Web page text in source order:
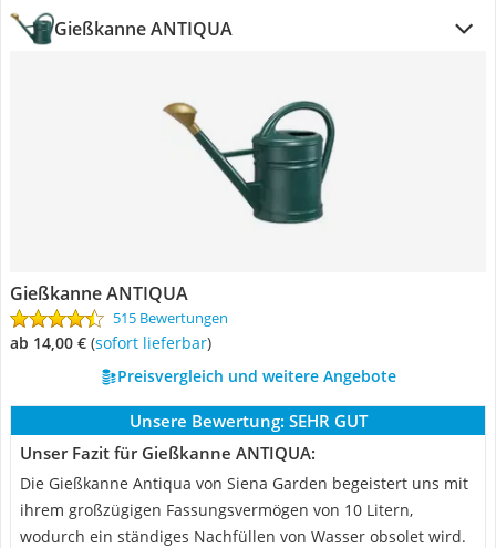
Gießkanne ANTIQUA
Gießkanne ANTIQUA
515 Bewertungen
ab 14,00 € ( Sofort lieferbar)
Preisvergleich und weitere Angebote
Unsere Bewertung: SEHR GUT
Unser Fazit für Gießkanne ANTIQUA:
Die Gießkanne Antiqua von Siena Garden begeistert uns mit
ihrem großzügigen Fassungsvermögen von 10 Litern,
wodurch ein ständiges Nachfüllen von Wasser obsolet wird.